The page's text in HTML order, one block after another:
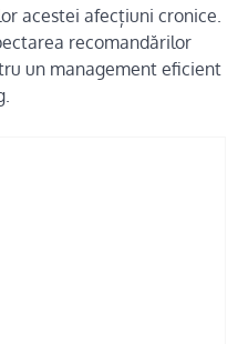
acestei afecțiuni cronice.
recomandărilor
un management eficient